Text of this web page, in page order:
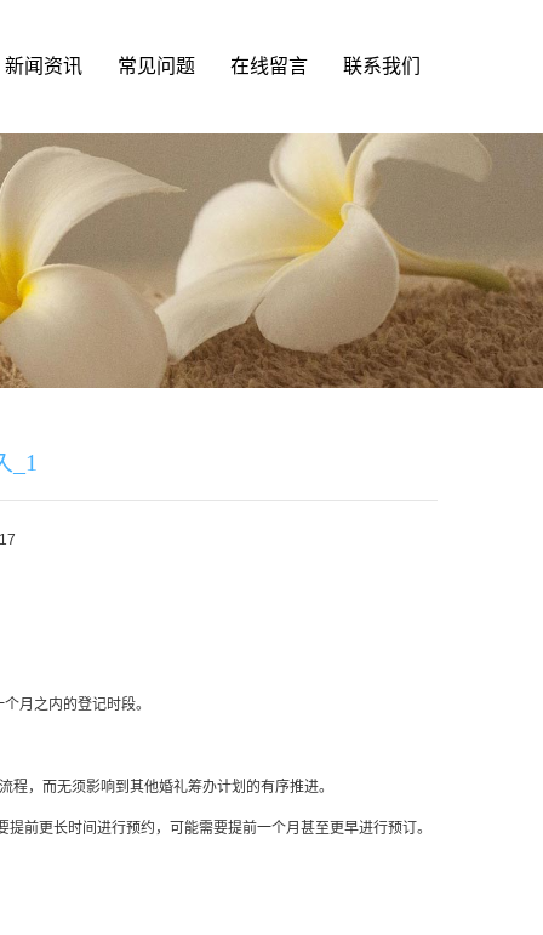
新闻资讯 常见问题 在线留言 联系我们
_1
月之内的登记时段。
，而无须影响到其他婚礼筹办计划的有序推进。
前更长时间进行预约，可能需要提前一个月甚至更早进行预订。